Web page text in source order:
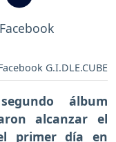
G.I.DLE.CUBE
álbum
alcanzar el
primer día en